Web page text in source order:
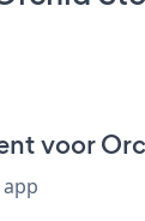
voor